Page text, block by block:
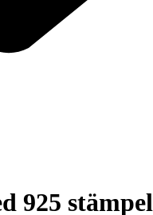
925 stämpel